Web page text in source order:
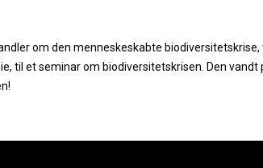
om den menneskeskabte
til et seminar om biodiversitetskrisen. Den